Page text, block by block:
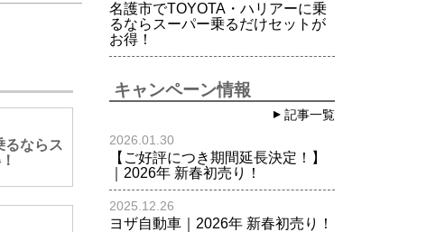
るならス
名護市でTOYOTA・ハリアーに乗
るならスーパー乗るだけセットが
お得！
キャンペーン情報
記事一覧
2026.01.30
【ご好評につき期間延長決定！】
｜2026年 新春初売り！
2025.12.26
ヨザ自動車｜2026年 新春初売り！